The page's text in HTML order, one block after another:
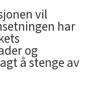
vil
har
og
å stenge av